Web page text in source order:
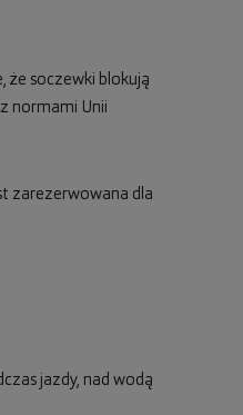
że soczewki blokują
normami Unii
zarezerwowana dla
jazdy, nad wodą